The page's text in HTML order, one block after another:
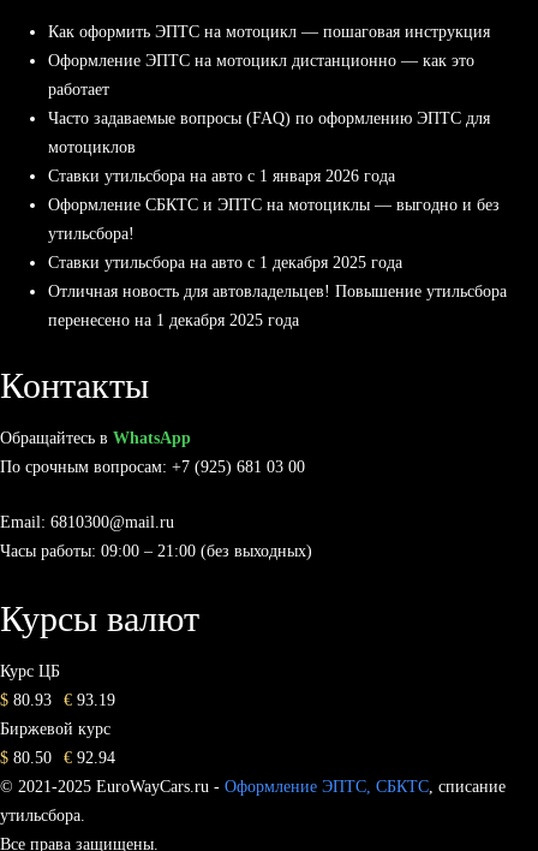
Как оформить ЭПТС на мотоцикл — пошаговая инструкция
Оформление ЭПТС на мотоцикл дистанционно — как это
работает
Часто задаваемые вопросы (FAQ) по оформлению ЭПТС для
мотоциклов
Ставки утильсбора на авто с 1 января 2026 года
Оформление СБКТС и ЭПТС на мотоциклы — выгодно и без
утильсбора!
Ставки утильсбора на авто с 1 декабря 2025 года
Отличная новость для автовладельцев! Повышение утильсбора
перенесено на 1 декабря 2025 года
Контакты
Обращайтесь в WhatsApp
По срочным вопросам: +7 (925) 681 03 00
Email: 6810300@mail.ru
Часы работы: 09:00 – 21:00 (без выходных)
Курсы валют
Курс ЦБ
$ 80.93 € 93.19
Биржевой курс
$ 80.50 € 92.94
© 2021-2025 EuroWayCars.ru - Оформление ЭПТС, СБКТС , списание
утильсбора.
Все права защищены.